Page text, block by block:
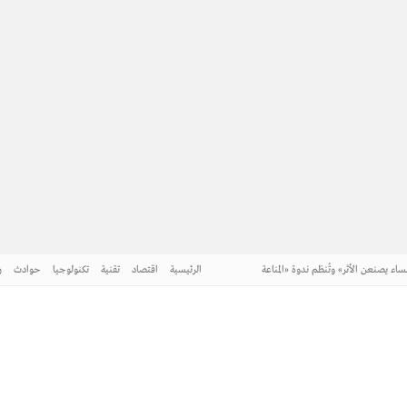
يصنعن الأثر» وتُنظم ندوة «المناعة
البحر المتوسط
وريادتها الحضارية والعالمية
_______________ * الاصحاح البيئي
الرئيسية اقتصاد تقنية تكنولوجيا حوادث